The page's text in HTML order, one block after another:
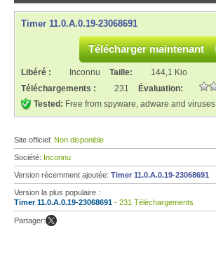
Timer 11.0.A.0.19-23068691
Télécharger maintenant
Libéré : Inconnu Taille:
144,1 Kio
Téléchargements :
231
Évaluation:
Tested: Free from spyware, adware and viruses
Site officiel: Non disponible
Société: Inconnu
Version récemment ajoutée: Timer 11.0.A.0.19-23068691
Version la plus populaire :
Timer 11.0.A.0.19-23068691 - 231 Téléchargements
Partager: